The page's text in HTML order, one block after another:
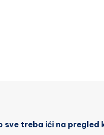
sve treba ići na pregled